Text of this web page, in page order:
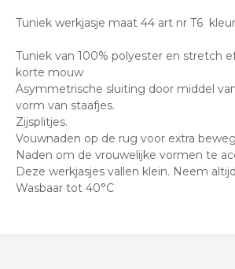
Tuniek werkjasje maat 44 art nr T6
Tuniek van 100% polyester en stretch
korte mouw
Asymmetrische sluiting door middel
vorm van staafjes.
Zijsplitjes.
Vouwnaden op de rug voor extra
Naden om de vrouwelijke vormen te
Deze werkjasjes vallen klein. Neem
Wasbaar tot 40°C